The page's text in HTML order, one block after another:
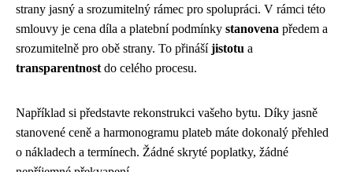
strany jasný a srozumitelný rámec pro spolupráci. V rámci této
smlouvy je cena díla a platební podmínky stanovena předem a
srozumitelně pro obě strany. To přinášíjistotu a
transparentnost do celého procesu.
Například si představte rekonstrukci vašeho bytu. Díky jasně
stanovené ceně a harmonogramu plateb máte dokonalý přehled
o nákladech a termínech. Žádné skryté poplatky, žádné